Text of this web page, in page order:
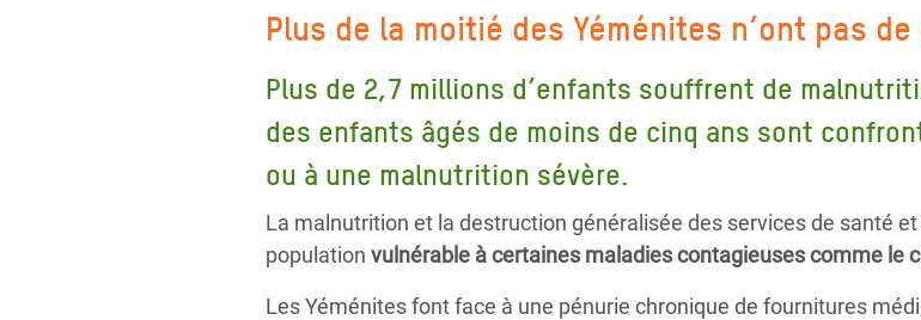
Plus de la moitié des Yéménites n’ont pas
Plus de 2,7 millions d’enfants souffrent de
des enfants âgés de moins de cinq ans sont
ou à une malnutrition sévère.
La malnutrition et la destruction généralisée des services de santé
population vulnérable à certaines maladies contagieuses comme le
Les Yéménites font face à une pénurie chronique de fournitures